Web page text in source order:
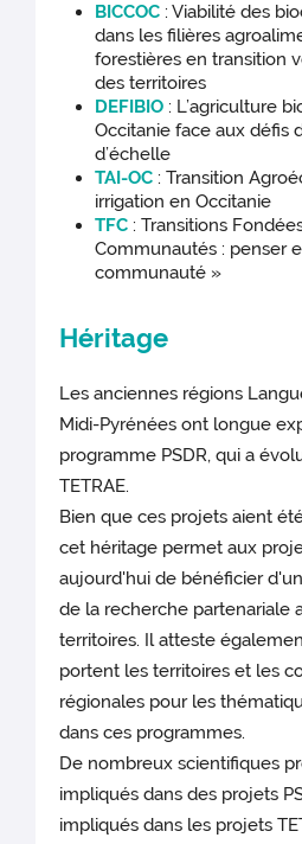
BICCOC : Viabilité des
dans les filières
forestières en transition
des territoires
DEFIBIO : L’agriculture
Occitanie face aux défis
d’échelle
TAI-OC : Transition
irrigation en Occitanie
TFC : Transitions
Communautés : penser
communauté »
Héritage
Les anciennes régions
Midi-Pyrénées ont longue
programme PSDR, qui a
TETRAE.
Bien que ces projets aient
cet héritage permet aux
aujourd'hui de bénéficier
de la recherche partenariale
territoires. Il atteste
portent les territoires et les
régionales pour les
dans ces programmes.
De nombreux scientifiques
impliqués dans des projets
impliqués dans les projets